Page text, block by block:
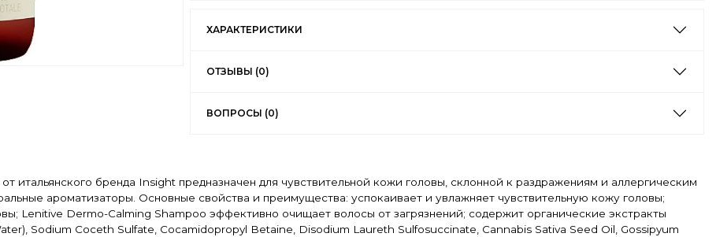
ХАРАКТЕРИСТИКИ
ОТЗЫВЫ (0)
ВОПРОСЫ (0)
бренда Insight предназначен для чувствительной кожи головы, склонной к раздражениям и аллергическим
ароматизаторы. Основные свойства и преимущества: успокаивает и увлажняет чувствительную кожу головы;
Lenitive Dermo-Calming Shampoo эффективно очищает волосы от загрязнений; содержит органические экстракты
Sodium Coceth Sulfate, Cocamidopropyl Betaine, Disodium Laureth Sulfosuccinate, Cannabis Sativa Seed Oil, Gossipyum